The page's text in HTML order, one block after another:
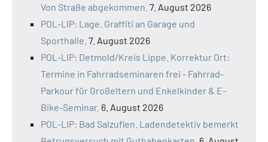
Von Straße abgekommen. 7. August 2026
POL-LIP: Lage. Graffiti an Garage und
Sporthalle. 7. August 2026
POL-LIP: Detmold/Kreis Lippe. Korrektur Ort:
Termine in Fahrradseminaren frei - Fahrrad-
Parkour für Großeltern und Enkelkinder & E-
Bike-Seminar. 6. August 2026
POL-LIP: Bad Salzuflen. Ladendetektiv bemerkt